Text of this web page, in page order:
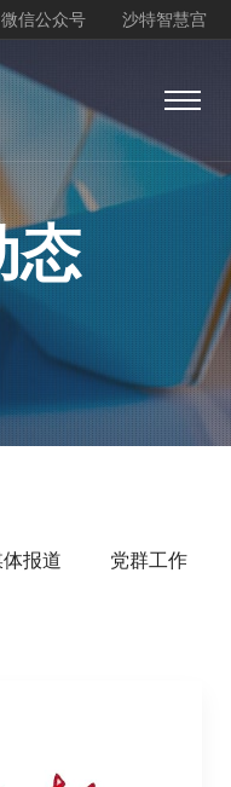
沙特智慧宫
微信公众号
态
报道 党群工作